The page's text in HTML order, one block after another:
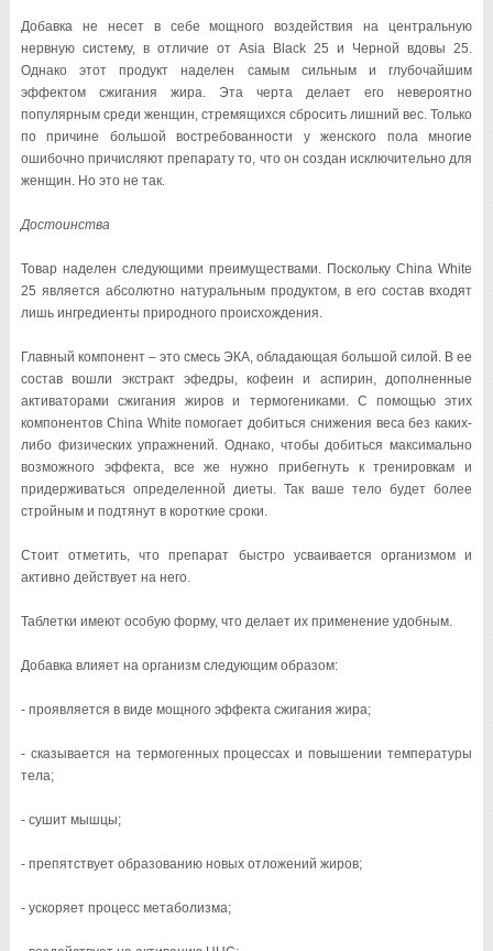
Добавка не несет в себе мощного воздействия на центральную
нервную систему, в отличие от Asia Black 25 и Черной вдовы 25.
Однако этот продукт наделен самым сильным и глубочайшим
эффектом сжигания жира. Эта черта делает его невероятно
популярным среди женщин, стремящихся сбросить лишний вес. Только
по причине большой востребованности у женского пола многие
ошибочно причисляют препарату то, что он создан исключительно для
женщин. Но это не так.
Достоинства
Товар наделен следующими преимуществами. Поскольку China White
25 является абсолютно натуральным продуктом, в его состав входят
лишь ингредиенты природного происхождения.
Главный компонент – это смесь ЭКА, обладающая большой силой. В ее
состав вошли экстракт эфедры, кофеин и аспирин, дополненные
активаторами сжигания жиров и термогениками. С помощью этих
компонентов China White помогает добиться снижения веса без каких-
либо физических упражнений. Однако, чтобы добиться максимально
возможного эффекта, все же нужно прибегнуть к тренировкам и
придерживаться определенной диеты. Так ваше тело будет более
стройным и подтянут в короткие сроки.
Стоит отметить, что препарат быстро усваивается организмом и
активно действует на него.
Таблетки имеют особую форму, что делает их применение удобным.
Добавка влияет на организм следующим образом:
- проявляется в виде мощного эффекта сжигания жира;
- сказывается на термогенных процессах и повышении температуры
тела;
- сушит мышцы;
- препятствует образованию новых отложений жиров;
- ускоряет процесс метаболизма;